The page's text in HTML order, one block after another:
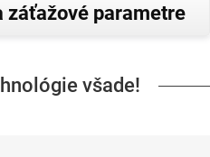
záťažové parametre
všade!